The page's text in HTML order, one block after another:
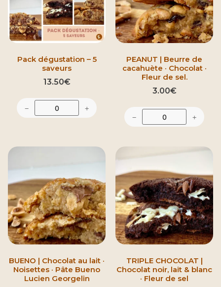
Pack dégustation – 5
saveurs
13.50€
− +
PEANUT | Beurre de
cacahuète · Chocolat ·
Fleur de sel.
3.00€
− +
BUENO | Chocolat au lait ·
Noisettes · Pâte Bueno
Lucien Georgelin
TRIPLE CHOCOLAT |
Chocolat noir, lait & blanc
· Fleur de sel